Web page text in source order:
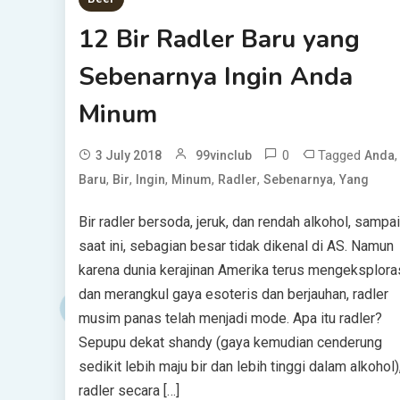
12 Bir Radler Baru yang
Sebenarnya Ingin Anda
Minum
3 July 2018 99vinclub 0 Tagged Anda,
Baru, Bir, Ingin, Minum, Radler, Sebenarnya, Yang
Bir radler bersoda, jeruk, dan rendah alkohol, sampai
saat ini, sebagian besar tidak dikenal di AS. Namun
karena dunia kerajinan Amerika terus
dan merangkul gaya esoteris dan berjauhan, radler
musim panas telah menjadi mode. Apa itu radler?
Sepupu dekat shandy (gaya kemudian cenderung
sedikit lebih maju bir dan lebih tinggi dalam
radler secara […]